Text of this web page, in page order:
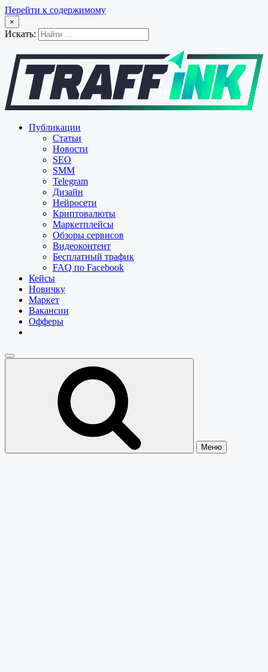
Перейти к содержимому
×
Искать:
Публикации
Статьи
Новости
SEO
SMM
Telegram
Дизайн
Нейросети
Криптовалюты
Маркетплейсы
Обзоры сервисов
Видеоконтент
Бесплатный трафик
FAQ по Facebook
Кейсы
Новичку
Маркет
Вакансии
Офферы
Меню